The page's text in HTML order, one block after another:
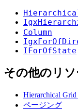
Column
IForOfState
その他のリソ
Hierarchical
ページング